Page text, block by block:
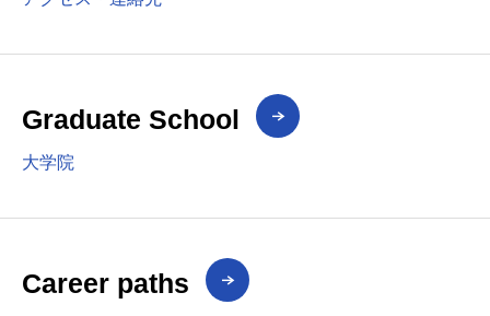
Graduate School
大学院
Career paths